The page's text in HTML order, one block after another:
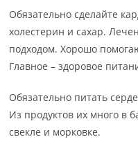
Обязательно сделайте
холестерин и сахар.
подходом. Хорошо
Главное – здоровое
Обязательно питать
Из продуктов их много в
свекле и морковке.